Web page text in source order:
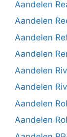
Aandelen
Aandelen
Aandelen
Aandelen
Aandelen
Aandelen
Aandelen
Aandelen